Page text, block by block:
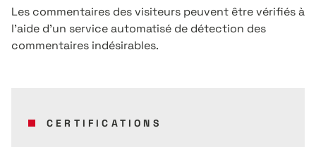
Les commentaires des visiteurs peuvent être vérifiés à
l’aide d’un service automatisé de détection des
commentaires indésirables.
CERTIFICATIONS